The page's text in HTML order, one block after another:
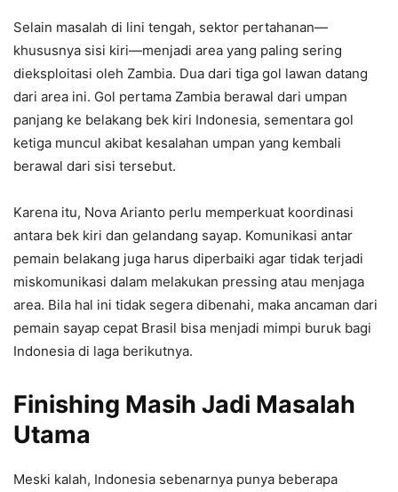
Selain masalah di lini tengah, sektor pertahanan—
khususnya sisi kiri—menjadi area yang paling sering
dieksploitasi oleh Zambia. Dua dari tiga gol lawan datang
dari area ini. Gol pertama Zambia berawal dari umpan
panjang ke belakang bek kiri Indonesia, sementara gol
ketiga muncul akibat kesalahan umpan yang kembali
berawal dari sisi tersebut.
Karena itu, Nova Arianto perlu memperkuat koordinasi
antara bek kiri dan gelandang sayap. Komunikasi antar
pemain belakang juga harus diperbaiki agar tidak terjadi
miskomunikasi dalam melakukan pressing atau menjaga
area. Bila hal ini tidak segera dibenahi, maka ancaman dari
pemain sayap cepat Brasil bisa menjadi mimpi buruk bagi
Indonesia di laga berikutnya.
Finishing Masih Jadi Masalah
Utama
Meski kalah, Indonesia sebenarnya punya beberapa